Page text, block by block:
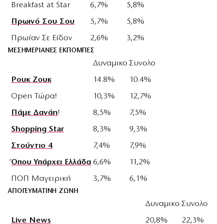
Breakfast at Star
6,7%
5,8%
Πρωινό Σου Σου
5,7%
5,8%
Πρωίαν Σε Είδον
2,6% 3,2%
ΜΕΣΗΜΕΡΙΑΝΕΣ ΕΚΠΟΜΠΕΣ
Δυναμικο Συνολο
Ρουκ Ζουκ
14.8%
10.4%
Open Τώρα!
10,3%
12,7%
Πάμε Δανάη! 8,5%
7,5%
Shopping Star
8,3%
9,3%
Στούντιο 4
7,4%
7,9%
Όπου Υπάρχει Ελλάδα 6,6%
11,2%
ΠΟΠ Μαγειρική
3,7% 6,1%
ΑΠΟΓΕΥΜΑΤΙΝΗ ΖΩΝΗ
Δυναμικο Συνολο
Live News
20,8%
22,3%